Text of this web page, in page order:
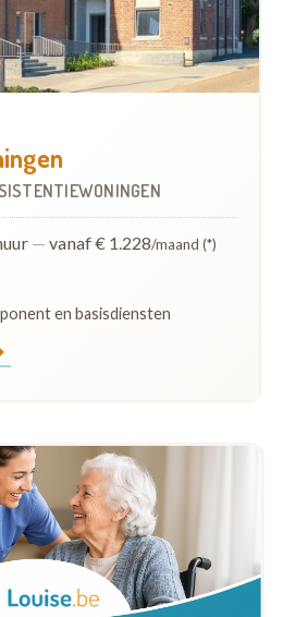
— vanaf € 1.228/maand (*)
en basisdiensten